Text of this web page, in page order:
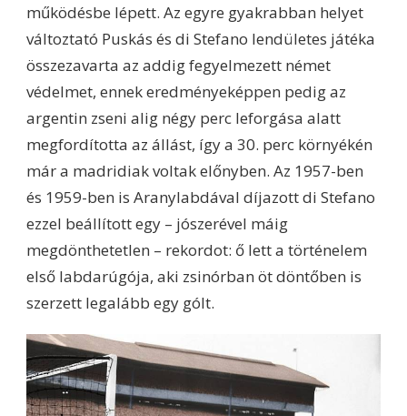
működésbe lépett. Az egyre gyakrabban helyet
változtató Puskás és di Stefano lendületes játéka
összezavarta az addig fegyelmezett német
védelmet, ennek eredményeképpen pedig az
argentin zseni alig négy perc leforgása alatt
megfordította az állást, így a 30. perc környékén
már a madridiak voltak előnyben. Az 1957-ben
és 1959-ben is Aranylabdával díjazott di Stefano
ezzel beállított egy – jószerével máig
megdönthetetlen – rekordot: ő lett a történelem
első labdarúgója, aki zsinórban öt döntőben is
szerzett legalább egy gólt.